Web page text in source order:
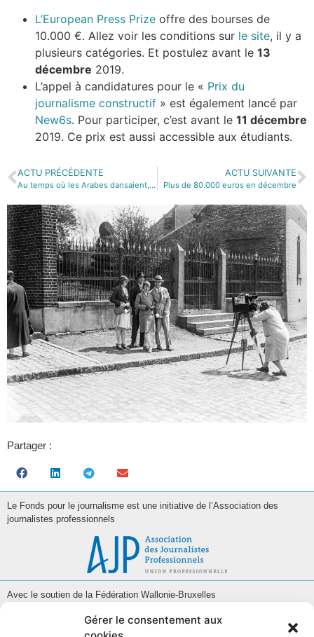
Gérer le consentement aux
L’European Press Prize offre des bourses de
10.000 €. Allez voir les conditions sur le site, il y a
plusieurs catégories. Et postulez avant le 13
décembre 2019.
L’appel à candidatures pour le « Prix du
journalisme constructif » est également lancé par
New6s. Pour participer, c’est avant le 11 décembre
2019. Ce prix est aussi accessible aux étudiants.
ACTU PRÉCÉDENTE
Au temps où les Arabes dansaient, sur Arte
ACTU SUIVANTE
Plus de 80.000 euros en décembre
Partager :
Le Fonds pour le journalisme est une initiative de l’Association des
journalistes professionnels
Avec le soutien de la Fédération Wallonie-Bruxelles